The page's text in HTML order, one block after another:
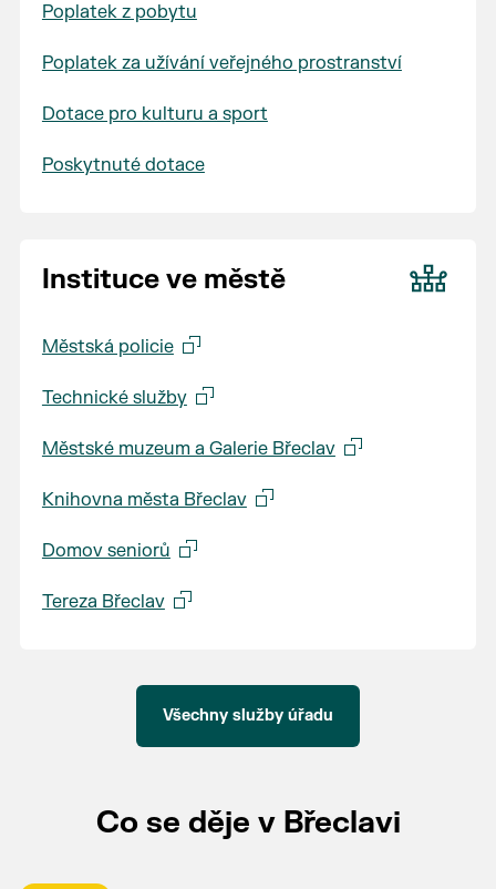
Poplatek z pobytu
Poplatek za užívání veřejného prostranství
Dotace pro kulturu a sport
Poskytnuté dotace
Instituce ve městě
Městská policie
Technické služby
Městské muzeum a Galerie Břeclav
Knihovna města Břeclav
Domov seniorů
Tereza Břeclav
Všechny služby úřadu
Co se děje v Břeclavi